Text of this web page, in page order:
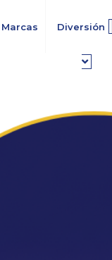
Marcas Diversión